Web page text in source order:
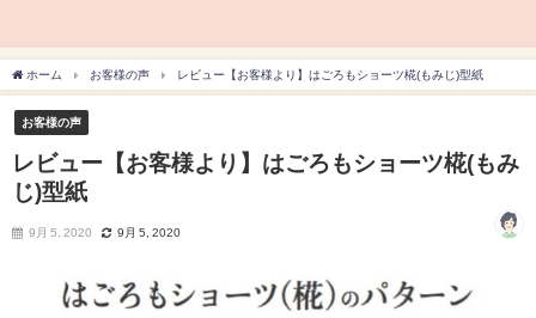
ホーム お客様の声 レビュー【お客様より】はごろもショーツ椛(もみじ)型紙
お客様の声
レビュー【お客様より】はごろもショーツ椛(もみ
じ)型紙
9月 5, 2020 9月 5, 2020